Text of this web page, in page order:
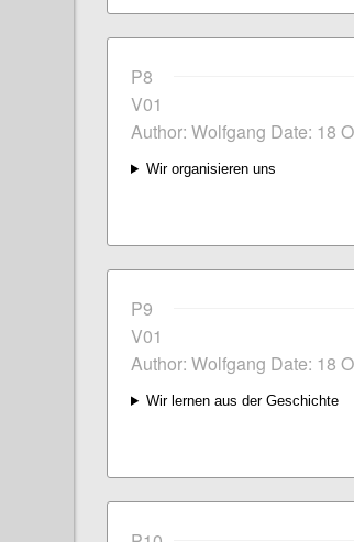
P8
V01
Author: Wolfgang Date: 18
Wir organisieren uns
P9
V01
Author: Wolfgang Date: 18
Wir lernen aus der Geschichte